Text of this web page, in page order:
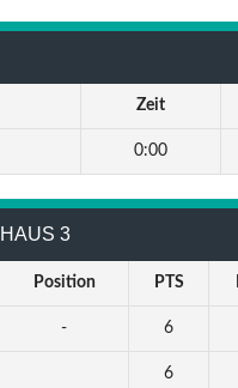
Zeit
0:00
3
Position PTS
- 6
6